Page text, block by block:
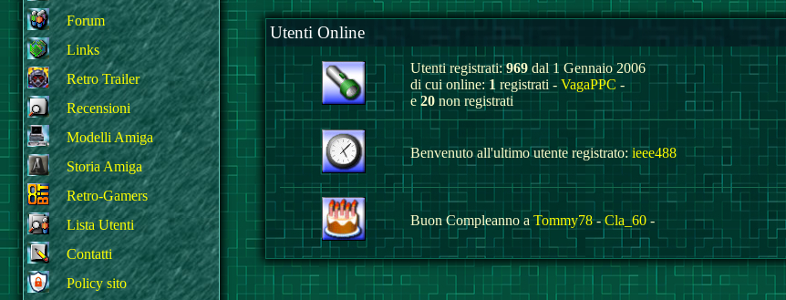
Forum
Links
Retro Trailer
Recensioni
Modelli Amiga
Storia Amiga
Retro-Gamers
Lista Utenti
Contatti
Policy sito
Utenti Online
Utenti registrati:969 dal 1 Gennaio 2006
di cui online: 1 registrati - VagaPPC -
e 20 non registrati
Benvenuto all'ultimo utente registrato: ieee488
Buon Compleanno a Tommy78-Cla_60 -